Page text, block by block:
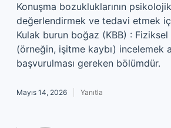
Konuşma bozukluklarının
değerlendirmek ve tedavi etmek
Kulak burun boğaz (KBB) : Fiziksel
(örneğin, işitme kaybı) incelemek
başvurulması gereken bölümdür.
Mayıs 14, 2026 Yanıtla